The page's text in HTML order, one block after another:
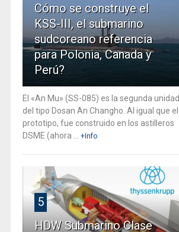
Cómo se construye el
KSS-III, el submarino
sudcoreano referencia
para Polonia, Canada y
Perú?
El «An Mu» (SS-085) es la segunda unidad
del tipo Dosan An Changho. Al igual que el
prototipo, fue construido en los astilleros
DSME (ahora ...
+Info
5
HDW Submarino Clase